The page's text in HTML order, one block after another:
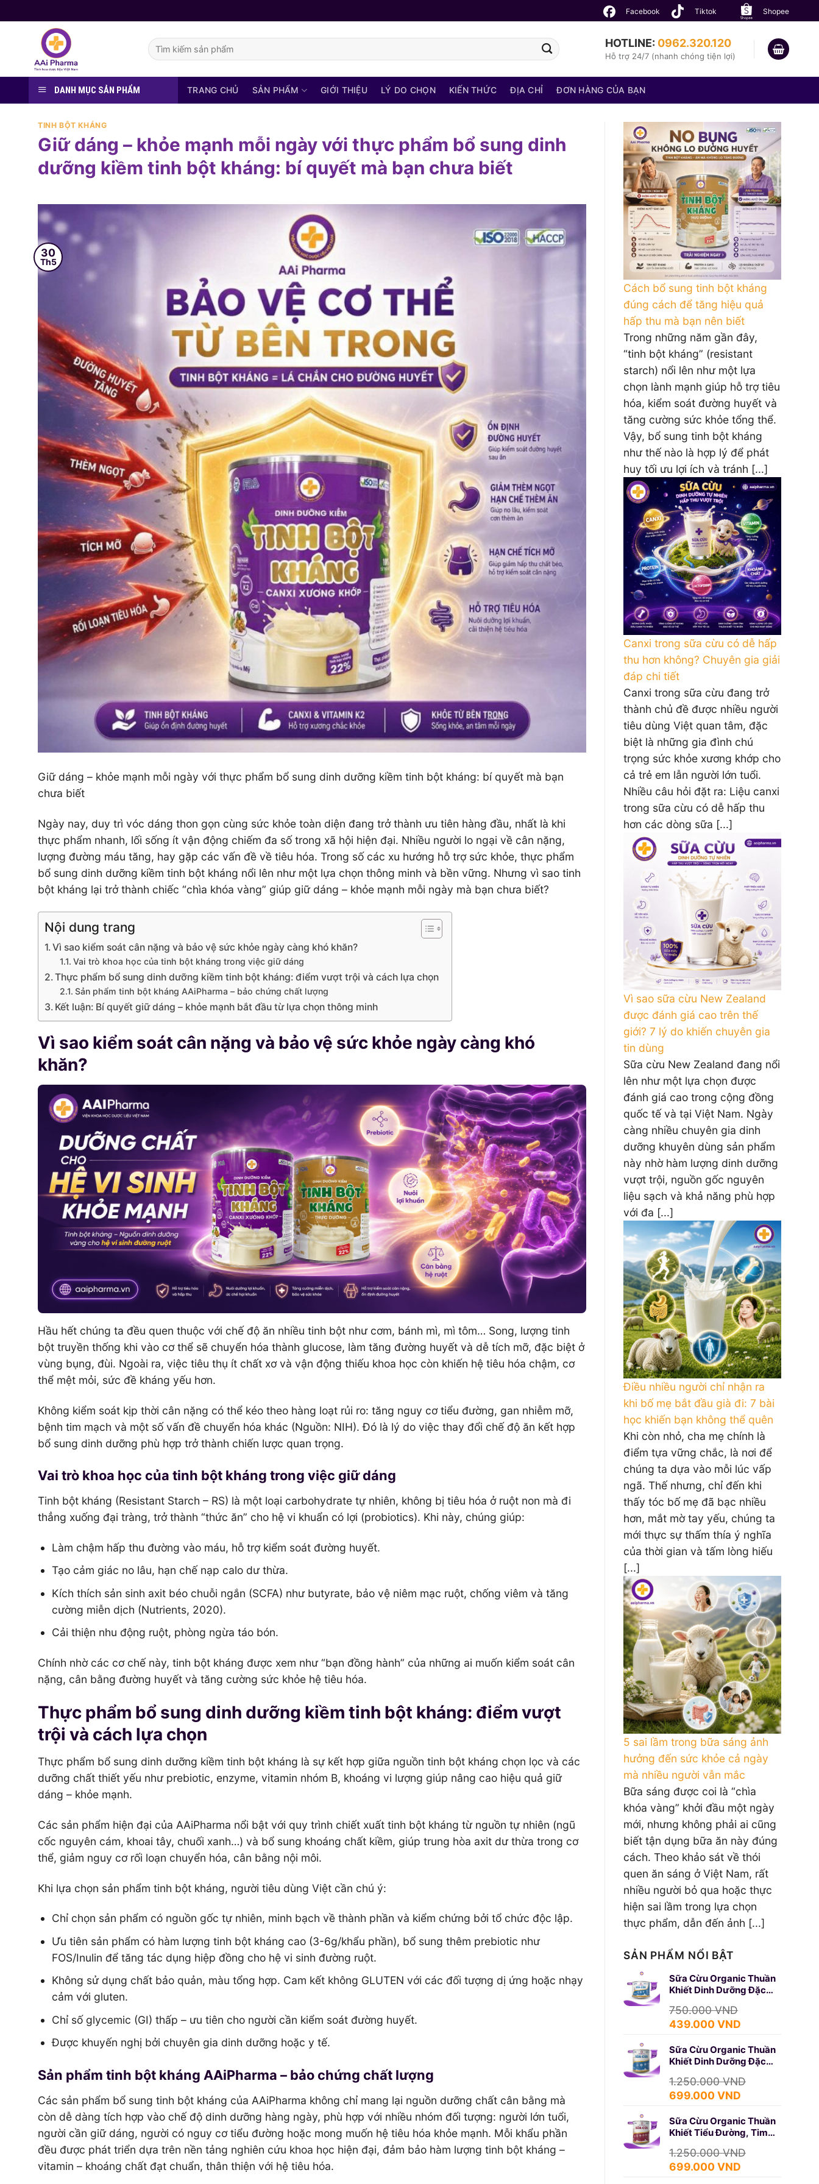
to
Facebook Tiktok Shopee
Tìm
kiếm:
HOTLINE: 0962.320.120
Hỗ trợ 24/7 (nhanh chóng tiện lợi)
DANH MỤC SẢN PHẨM TRANG CHỦ SẢN PHẨM GIỚI THIỆU LÝ DO CHỌN KIẾN THỨC ĐỊA CHỈ ĐƠN HÀNG CỦA BẠN
TINH BỘT KHÁNG
Giữ dáng – khỏe mạnh mỗi ngày với thực phẩm bổ sung dinh
dưỡng kiềm tinh bột kháng: bí quyết mà bạn chưa biết
30
Th5
Giữ dáng – khỏe mạnh mỗi ngày với thực phẩm bổ sung dinh dưỡng kiềm tinh bột kháng: bí quyết mà bạn
chưa biết
Ngày nay, duy trì vóc dáng thon gọn cùng sức khỏe toàn diện đang trở thành ưu tiên hàng đầu, nhất là khi
thực phẩm nhanh, lối sống ít vận động chiếm đa số trong xã hội hiện đại. Nhiều người lo ngại về cân nặng,
lượng đường máu tăng, hay gặp các vấn đề về tiêu hóa. Trong số các xu hướng hỗ trợ sức khỏe, thực phẩm
bổ sung dinh dưỡng kiềm tinh bột kháng nổi lên như một lựa chọn thông minh và bền vững. Nhưng vì sao tinh
bột kháng lại trở thành chiếc “chìa khóa vàng” giúp giữ dáng – khỏe mạnh mỗi ngày mà bạn chưa biết?
Nội dung trang
Vì sao kiểm soát cân nặng và bảo vệ sức khỏe ngày càng khó khăn?
Vai trò khoa học của tinh bột kháng trong việc giữ dáng
Thực phẩm bổ sung dinh dưỡng kiềm tinh bột kháng: điểm vượt trội và cách lựa chọn
Sản phẩm tinh bột kháng AAiPharma – bảo chứng chất lượng
Kết luận: Bí quyết giữ dáng – khỏe mạnh bắt đầu từ lựa chọn thông minh
Vì sao kiểm soát cân nặng và bảo vệ sức khỏe ngày càng khó
khăn?
Hầu hết chúng ta đều quen thuộc với chế độ ăn nhiều tinh bột như cơm, bánh mì, mì tôm… Song, lượng tinh
bột truyền thống khi vào cơ thể sẽ chuyển hóa thành glucose, làm tăng đường huyết và dễ tích mỡ, đặc biệt ở
vùng bụng, đùi. Ngoài ra, việc tiêu thụ ít chất xơ và vận động thiếu khoa học còn khiến hệ tiêu hóa chậm, cơ
thể mệt mỏi, sức đề kháng yếu hơn.
Không kiểm soát kịp thời cân nặng có thể kéo theo hàng loạt rủi ro: tăng nguy cơ tiểu đường, gan nhiễm mỡ,
bệnh tim mạch và một số vấn đề chuyển hóa khác (Nguồn: NIH). Đó là lý do việc thay đổi chế độ ăn kết hợp
bổ sung dinh dưỡng phù hợp trở thành chiến lược quan trọng.
Vai trò khoa học của tinh bột kháng trong việc giữ dáng
Tinh bột kháng (Resistant Starch – RS) là một loại carbohydrate tự nhiên, không bị tiêu hóa ở ruột non mà đi
thẳng xuống đại tràng, trở thành “thức ăn” cho hệ vi khuẩn có lợi (probiotics). Khi này, chúng giúp:
Làm chậm hấp thu đường vào máu, hỗ trợ kiểm soát đường huyết.
Tạo cảm giác no lâu, hạn chế nạp calo dư thừa.
Kích thích sản sinh axit béo chuỗi ngắn (SCFA) như butyrate, bảo vệ niêm mạc ruột, chống viêm và tăng
cường miễn dịch (Nutrients, 2020).
Cải thiện nhu động ruột, phòng ngừa táo bón.
Chính nhờ các cơ chế này, tinh bột kháng được xem như “bạn đồng hành” của những ai muốn kiểm soát cân
nặng, cân bằng đường huyết và tăng cường sức khỏe hệ tiêu hóa.
Thực phẩm bổ sung dinh dưỡng kiềm tinh bột kháng: điểm vượt
trội và cách lựa chọn
Thực phẩm bổ sung dinh dưỡng kiềm tinh bột kháng là sự kết hợp giữa nguồn tinh bột kháng chọn lọc và các
dưỡng chất thiết yếu như prebiotic, enzyme, vitamin nhóm B, khoáng vi lượng giúp nâng cao hiệu quả giữ
dáng – khỏe mạnh.
Các sản phẩm hiện đại của AAiPharma nổi bật với quy trình chiết xuất tinh bột kháng từ nguồn tự nhiên (ngũ
cốc nguyên cám, khoai tây, chuối xanh…) và bổ sung khoáng chất kiềm, giúp trung hòa axit dư thừa trong cơ
thể, giảm nguy cơ rối loạn chuyển hóa, cân bằng nội môi.
Khi lựa chọn sản phẩm tinh bột kháng, người tiêu dùng Việt cần chú ý:
Chỉ chọn sản phẩm có nguồn gốc tự nhiên, minh bạch về thành phần và kiểm chứng bởi tổ chức độc lập.
Ưu tiên sản phẩm có hàm lượng tinh bột kháng cao (3-6g/khẩu phần), bổ sung thêm prebiotic như
FOS/Inulin để tăng tác dụng hiệp đồng cho hệ vi sinh đường ruột.
Không sử dụng chất bảo quản, màu tổng hợp. Cam kết không GLUTEN với các đối tượng dị ứng hoặc nhạy
cảm với gluten.
Chỉ số glycemic (GI) thấp – ưu tiên cho người cần kiểm soát đường huyết.
Được khuyến nghị bởi chuyên gia dinh dưỡng hoặc y tế.
Sản phẩm tinh bột kháng AAiPharma – bảo chứng chất lượng
Các sản phẩm bổ sung tinh bột kháng của AAiPharma không chỉ mang lại nguồn dưỡng chất cân bằng mà
còn dễ dàng tích hợp vào chế độ dinh dưỡng hàng ngày, phù hợp với nhiều nhóm đối tượng: người lớn tuổi,
người cần giữ dáng, người có nguy cơ tiểu đường hoặc mong muốn hệ tiêu hóa khỏe mạnh. Mỗi khẩu phần
đều được phát triển dựa trên nền tảng nghiên cứu khoa học hiện đại, đảm bảo hàm lượng tinh bột kháng –
vitamin – khoáng chất đạt chuẩn, thân thiện với hệ tiêu hóa.
Cách bổ sung tinh bột kháng
đúng cách để tăng hiệu quả
hấp thu mà bạn nên biết
Trong những năm gần đây,
“tinh bột kháng” (resistant
starch) nổi lên như một lựa
chọn lành mạnh giúp hỗ trợ tiêu
hóa, kiểm soát đường huyết và
tăng cường sức khỏe tổng thể.
Vậy, bổ sung tinh bột kháng
như thế nào là hợp lý để phát
huy tối ưu lợi ích và tránh [...]
Canxi trong sữa cừu có dễ hấp
thu hơn không? Chuyên gia giải
đáp chi tiết
Canxi trong sữa cừu đang trở
thành chủ đề được nhiều người
tiêu dùng Việt quan tâm, đặc
biệt là những gia đình chú
trọng sức khỏe xương khớp cho
cả trẻ em lẫn người lớn tuổi.
Nhiều câu hỏi đặt ra: Liệu canxi
trong sữa cừu có dễ hấp thu
hơn các dòng sữa [...]
Vì sao sữa cừu New Zealand
được đánh giá cao trên thế
giới? 7 lý do khiến chuyên gia
tin dùng
Sữa cừu New Zealand đang nổi
lên như một lựa chọn được
đánh giá cao trong cộng đồng
quốc tế và tại Việt Nam. Ngày
càng nhiều chuyên gia dinh
dưỡng khuyên dùng sản phẩm
này nhờ hàm lượng dinh dưỡng
vượt trội, nguồn gốc nguyên
liệu sạch và khả năng phù hợp
với đa [...]
Điều nhiều người chỉ nhận ra
khi bố mẹ bắt đầu già đi: 7 bài
học khiến bạn không thể quên
Khi còn nhỏ, cha mẹ chính là
điểm tựa vững chắc, là nơi để
chúng ta dựa vào mỗi lúc vấp
ngã. Thế nhưng, chỉ đến khi
thấy tóc bố mẹ đã bạc nhiều
hơn, mắt mờ tay yếu, chúng ta
mới thực sự thấm thía ý nghĩa
của thời gian và tấm lòng hiếu
[...]
5 sai lầm trong bữa sáng ảnh
hưởng đến sức khỏe cả ngày
mà nhiều người vẫn mắc
Bữa sáng được coi là “chìa
khóa vàng” khởi đầu một ngày
mới, nhưng không phải ai cũng
biết tận dụng bữa ăn này đúng
cách. Theo khảo sát về thói
quen ăn sáng ở Việt Nam, rất
nhiều người bỏ qua hoặc thực
hiện sai lầm trong lựa chọn
thực phẩm, dẫn đến ảnh [...]
SẢN PHẨM NỔI BẬT
Sữa Cừu Organic Thuần
Khiết Dinh Dưỡng Đặc
750.000VND
Giá
là:
750.000 VND.
439.000 VND
tại
là:
439.000 VND.
Sữa Cừu Organic Thuần
Khiết Dinh Dưỡng Đặc
1.250.000VND
Giá
là:
1.250.000 VND.
699.000 VND
tại
là:
699.000 VND.
Sữa Cừu Organic Thuần
Khiết Tiểu Đường, Tim
1.250.000VND
Giá
699.000 VND